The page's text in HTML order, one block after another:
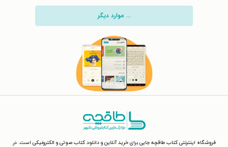
... موارد دیگر
فروشگاه اینترنتی کتاب طاقچه جایی برای خرید آنلاین و دانلود کتاب صوتی و الکترونیکی است. در